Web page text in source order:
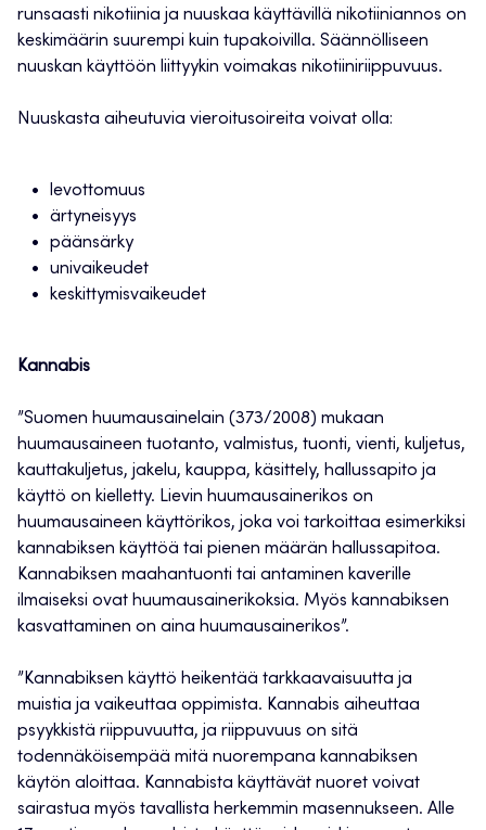
runsaasti nikotiinia ja nuuskaa käyttävillä nikotiiniannos on
keskimäärin suurempi kuin tupakoivilla. Säännölliseen
nuuskan käyttöön liittyykin voimakas nikotiiniriippuvuus.
Nuuskasta aiheutuvia vieroitusoireita voivat olla:
levottomuus
ärtyneisyys
päänsärky
univaikeudet
keskittymisvaikeudet
Kannabis
”Suomen huumausainelain (373/2008) mukaan
huumausaineen tuotanto, valmistus, tuonti, vienti, kuljetus,
kauttakuljetus, jakelu, kauppa, käsittely, hallussapito ja
käyttö on kielletty. Lievin huumausainerikos on
huumausaineen käyttörikos, joka voi tarkoittaa esimerkiksi
kannabiksen käyttöä tai pienen määrän hallussapitoa.
Kannabiksen maahantuonti tai antaminen kaverille
ilmaiseksi ovat huumausainerikoksia. Myös kannabiksen
kasvattaminen on aina huumausainerikos”.
”Kannabiksen käyttö heikentää tarkkaavaisuutta ja
muistia ja vaikeuttaa oppimista. Kannabis aiheuttaa
psyykkistä riippuvuutta, ja riippuvuus on sitä
todennäköisempää mitä nuorempana kannabiksen
käytön aloittaa. Kannabista käyttävät nuoret voivat
sairastua myös tavallista herkemmin masennukseen. Alle